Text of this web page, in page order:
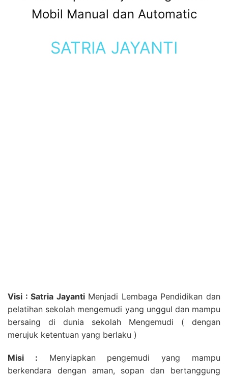
Mobil Manual dan Automatic
SATRIA JAYANTI
Visi : Satria JayantiMenjadi Lembaga Pendidikan dan
pelatihan sekolah mengemudi yang unggul dan mampu
bersaing di dunia sekolah Mengemudi ( dengan
merujuk ketentuan yang berlaku )
Misi : Menyiapkan pengemudi yang mampu
berkendara dengan aman, sopan dan bertanggung